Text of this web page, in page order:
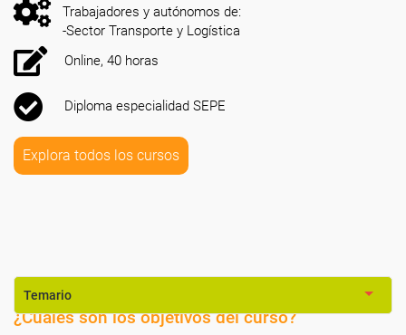
Trabajadores y autónomos de:
-Sector Transporte y Logística
Online, 40 horas
Diploma especialidad SEPE
Explora todos los cursos
Temario
¿Cuáles son los objetivos del curso?